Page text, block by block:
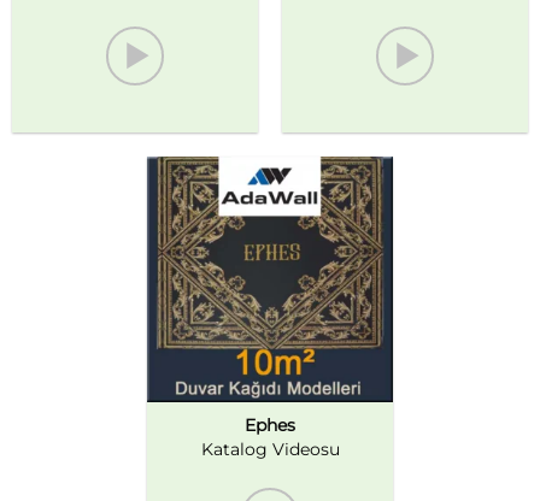
Ephes
Katalog Videosu